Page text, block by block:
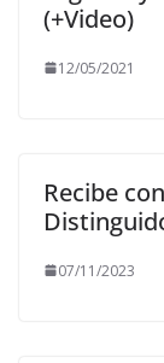
(+Video)
12/05/2021
Recibe
07/11/2023